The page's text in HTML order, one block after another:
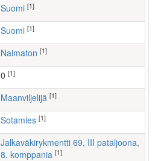
Suomi [1]
Suomi [1]
Naimaton [1]
[1]
maanviljelijä [1]
Sotamies [1]
Jalkaväkirykmentti 69, III pataljoona,
8. komppania [1]